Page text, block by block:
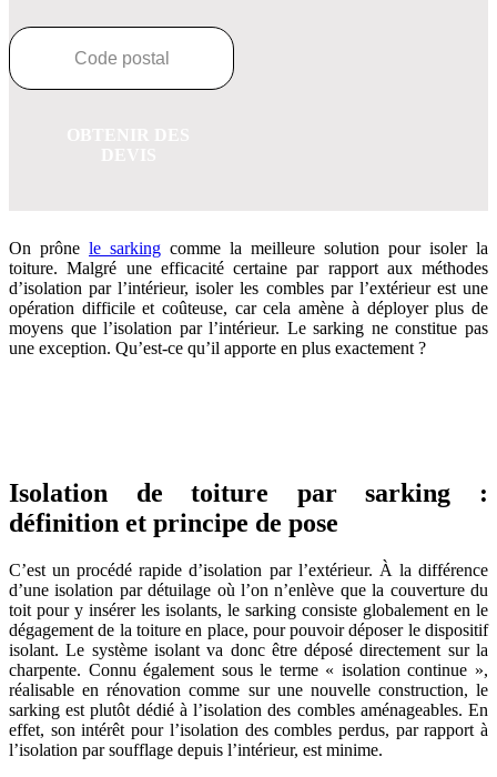
On prône le sarking comme la meilleure solution pour isoler la
toiture. Malgré une efficacité certaine par rapport aux méthodes
d’isolation par l’intérieur, isoler les combles par l’extérieur est une
opération difficile et coûteuse, car cela amène à déployer plus de
moyens que l’isolation par l’intérieur. Le sarking ne constitue pas
une exception. Qu’est-ce qu’il apporte en plus exactement ?
Isolation de toiture par sarking :
définition et principe de pose
C’est un procédé rapide d’isolation par l’extérieur. À la différence
d’une isolation par détuilage où l’on n’enlève que la couverture du
toit pour y insérer les isolants, le sarking consiste globalement en le
dégagement de la toiture en place, pour pouvoir déposer le dispositif
isolant. Le système isolant va donc être déposé directement sur la
charpente. Connu également sous le terme « isolation continue »,
réalisable en rénovation comme sur une nouvelle construction, le
sarking est plutôt dédié à l’isolation des combles aménageables. En
effet, son intérêt pour l’isolation des combles perdus, par rapport à
l’isolation par soufflage depuis l’intérieur, est minime.